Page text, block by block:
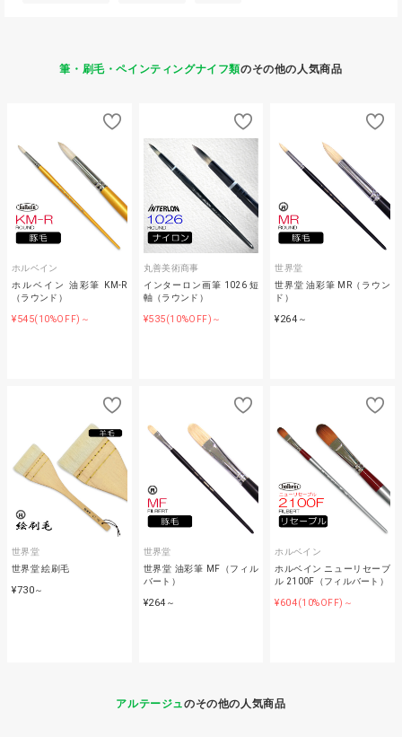
筆・刷毛・ペインティングナイフ類のその他の人気商品
ホルベイン
ホルベイン 油彩筆 KM-R
（ラウンド）
¥545(10%OFF)～
丸善美術商事
インターロン画筆 1026 短
軸（ラウンド）
¥535(10%OFF)～
世界堂
世界堂 油彩筆 MR（ラウン
ド）
¥264 ～
世界堂
世界堂 絵刷毛
¥730～
世界堂
世界堂 油彩筆 MF（フィル
バート）
¥264 ～
ホルベイン
ホルベイン ニューリセーブ
ル 2100F（フィルバート）
¥604(10%OFF)～
アルテージュのその他の人気商品